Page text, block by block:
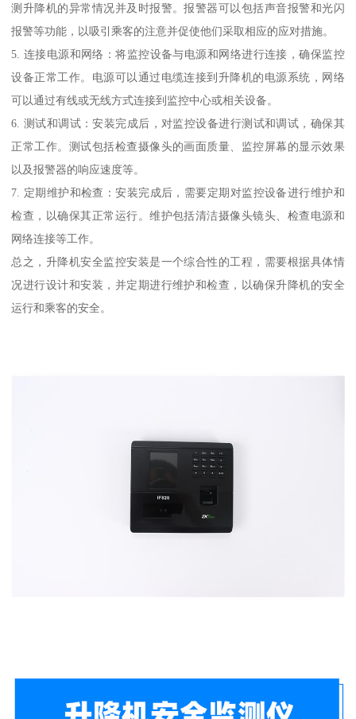
测升降机的异常情况并及时报警。报警器可以包括声音报警和光闪
报警等功能，以吸引乘客的注意并促使他们采取相应的应对措施。
5. 连接电源和网络：将监控设备与电源和网络进行连接，确保监控
设备正常工作。电源可以通过电缆连接到升降机的电源系统，网络
可以通过有线或无线方式连接到监控中心或相关设备。
6. 测试和调试：安装完成后，对监控设备进行测试和调试，确保其
正常工作。测试包括检查摄像头的画面质量、监控屏幕的显示效果
以及报警器的响应速度等。
7. 定期维护和检查：安装完成后，需要定期对监控设备进行维护和
检查，以确保其正常运行。维护包括清洁摄像头镜头、检查电源和
网络连接等工作。
总之，升降机安全监控安装是一个综合性的工程，需要根据具体情
况进行设计和安装，并定期进行维护和检查，以确保升降机的安全
运行和乘客的安全。